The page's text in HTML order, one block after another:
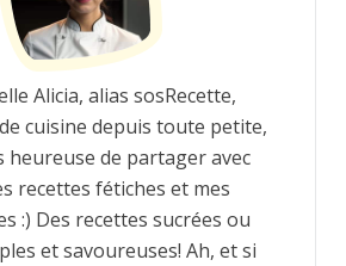
Alicia, alias sosRecette,
cuisine depuis toute petite,
heureuse de partager avec
recettes fétiches et mes
:) Des recettes sucrées ou
et savoureuses! Ah, et si